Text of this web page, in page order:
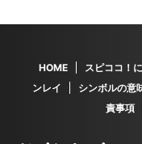
HOME スピココ！
ンレイ
シンボルの意
責事項